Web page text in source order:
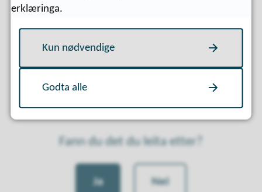
Fann du det du leita etter?
Ja Nei
erklæringa.
Kun nødvendige
Godta alle